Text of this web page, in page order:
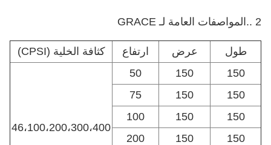
2 .. المواصفات العامة لـ GRACE
طول عرض ارتفاع
كثافة الخلية (CPSI)
150
150
50
46،100،200،300،400
150
150
75
150
150
100
150
150
200